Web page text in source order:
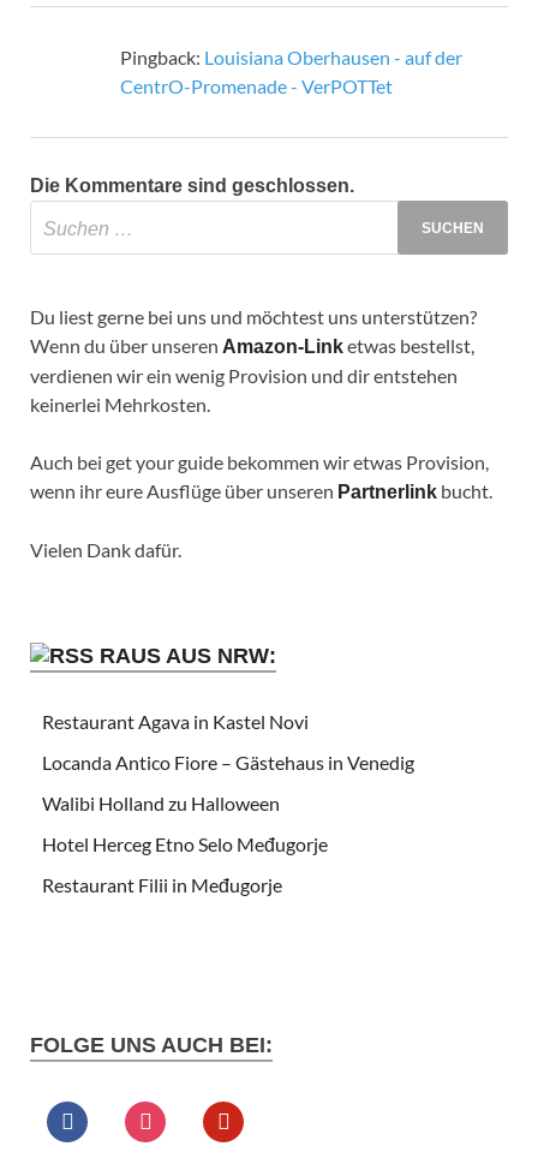
Pingback: Louisiana Oberhausen - auf der
CentrO-Promenade - VerPOTTet
Die Kommentare sind geschlossen.
Du liest gerne bei uns und möchtest uns unterstützen?
Wenn du über unseren Amazon-Linketwas bestellst,
verdienen wir ein wenig Provision und dir entstehen
keinerlei Mehrkosten.
Auch bei get your guide bekommen wir etwas Provision,
wenn ihr eure Ausflüge über unseren Partnerlink bucht.
Vielen Dank dafür.
RAUS AUS NRW:
Restaurant Agava in Kastel Novi
Locanda Antico Fiore – Gästehaus in Venedig
Walibi Holland zu Halloween
Hotel Herceg Etno Selo Međugorje
Restaurant Filii in Međugorje
FOLGE UNS AUCH BEI: